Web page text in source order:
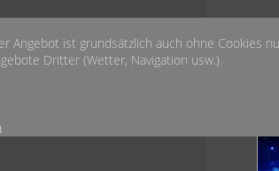
ist grundsätzlich auch ohne Cookies
Dritter (Wetter, Navigation usw.).